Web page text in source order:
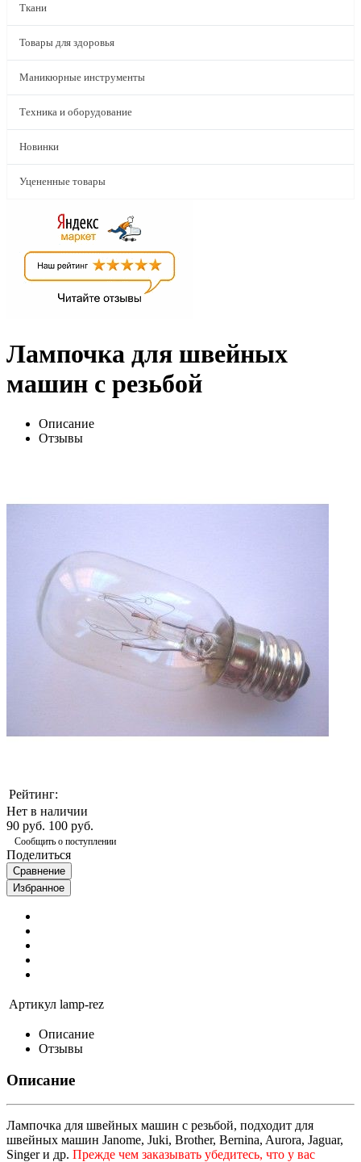
Ткани
Товары для здоровья
Маникюрные инструменты
Техника и оборудование
Новинки
Уцененные товары
Лампочка для швейных
машин с резьбой
Описание
Отзывы
Рейтинг:
Нет в наличии
90 руб. 100 руб.
Сообщить о поступлении
Поделиться
Сравнение
Избранное
Артикул lamp-rez
Описание
Отзывы
Описание
Лампочка для швейных машин с резьбой, подходит для
швейных машин Janome, Juki, Brother, Bernina, Aurora, Jaguar,
Singer и др. Прежде чем заказывать убедитесь, что у вас